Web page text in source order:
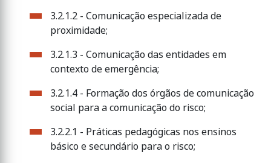
3.2.1.2 - Comunicação especializada de
proximidade;
3.2.1.3 - Comunicação das entidades em
contexto de emergência;
3.2.1.4 - Formação dos órgãos de comunicação
social para a comunicação do risco;
3.2.2.1 - Práticas pedagógicas nos ensinos
básico e secundário para o risco;